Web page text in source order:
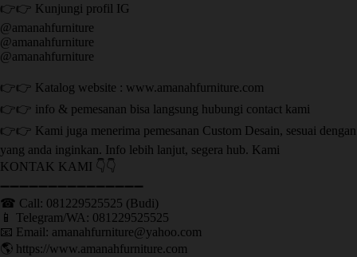
👉👉 Kunjungi profil IG
@amanahfurniture
@amanahfurniture
@amanahfurniture
👉👉 Katalog website : www.amanahfurniture.com
👉👉 info & pemesanan bisa langsung hubungi contact kami
👉👉 Kami juga menerima pemesanan Custom Desain, sesuai dengan
yang anda inginkan. Info lebih lanjut, segera hub. Kami
KONTAK KAMI 👇👇
➖➖➖➖➖➖➖➖➖➖➖➖➖➖➖ ㅤ
☎ Call: 081229525525 (Budi)
📱 Telegram/WA: 081229525525
📧 Email: amanahfurniture@yahoo.com
🌎 https://www.amanahfurniture.com